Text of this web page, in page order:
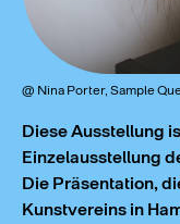
@ Nina Porter, Sample
Diese Ausstellung
Einzelausstellung
Die Präsentation,
Kunstvereins in